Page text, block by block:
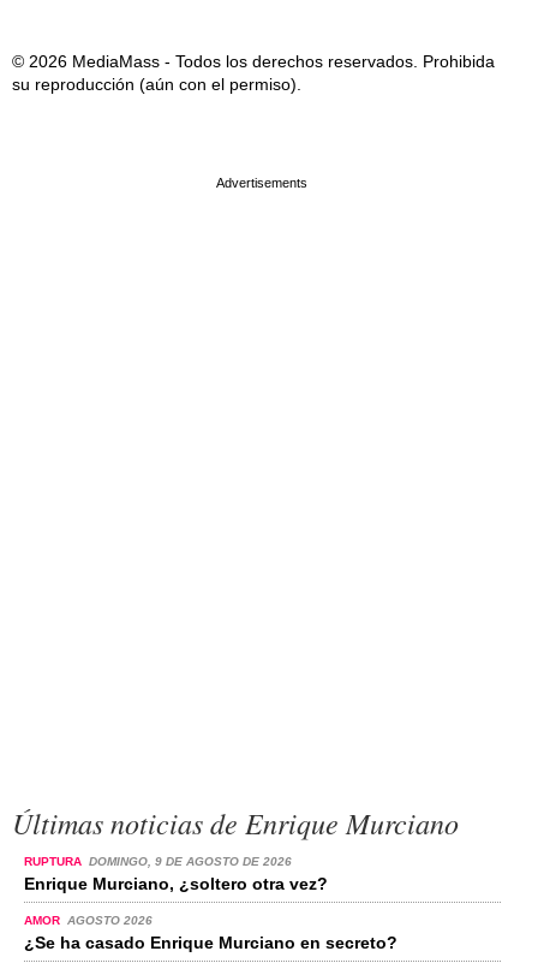
© 2026 MediaMass - Todos los derechos reservados. Prohibida
su reproducción (aún con el permiso).
Últimas noticias de Enrique Murciano
RUPTURA DOMINGO, 9 DE AGOSTO DE 2026
Enrique Murciano, ¿soltero otra vez?
AMOR AGOSTO 2026
¿Se ha casado Enrique Murciano en secreto?